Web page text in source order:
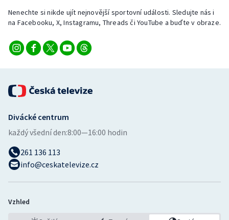
Nenechte si nikde ujít nejnovější sportovní události. Sledujte nás i
na Facebooku, X, Instagramu, Threads či YouTube a buďte v obraze.
Divácké centrum
každý všední den:8:00—16:00 hodin
261 136 113
info@ceskatelevize.cz
Vzhled